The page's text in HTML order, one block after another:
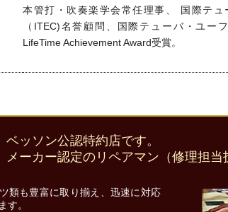
本管打・吹奏楽学会常任理事、 国際テ
（ITEC)名誉顧問、国際テューバ・ユー
LifeTime Achievement Award受賞。
ベッソン公認特約店です。
メーカー認定のリペアマン（修理担
類も豊富に取り揃え、迅速に対応
す。